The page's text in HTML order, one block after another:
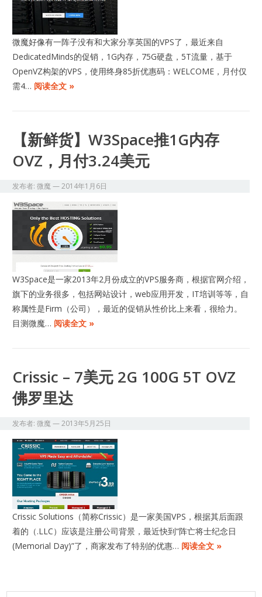
微魔好像有一阵子没有和大家分享英国的VPS了，最近来自
DedicatedMinds的促销，1G内存，75G硬盘，5T流量，基于
OpenVZ构架的VPS，使用终身85折优惠码：WELCOME，月付仅
需4… 阅读全文 »
【新鲜货】W3Space推1G内存
OVZ，月付3.24美元
发布者:微魔—2014年1月6日
W3Space是一家2013年2月份成立的VPS服务商，根据官网介绍，
旗下的业务很多，包括网站设计，web应用开发，IT培训等等，自
称属性是Firm（公司），最近的促销从性价比上来看，很给力。
目测微魔… 阅读全文 »
Crissic – 7美元 2G 100G 5T OVZ
佛罗里达
发布者:微魔—2013年5月25日
Crissic Solutions（简称Crissic）是一家美国VPS，根据其后面跟
着的（.LLC）应该是注册公司背景，最近快到“阵亡将士纪念日
(Memorial Day)”了，商家发布了特别的优惠… 阅读全文 »